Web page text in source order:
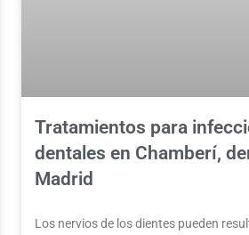
Tratamientos para
dentales en Chamberí,
Madrid
Los nervios de los dientes pueden